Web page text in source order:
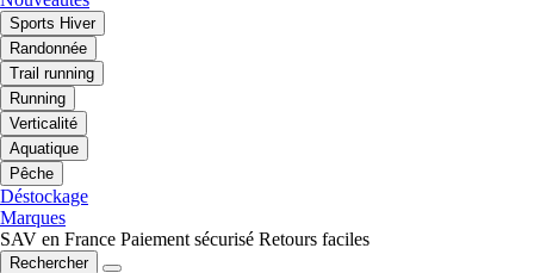
Sports Hiver
Randonnée
Trail running
Running
Verticalité
Aquatique
Pêche
Déstockage
Marques
SAV en France Paiement sécurisé Retours faciles
Rechercher